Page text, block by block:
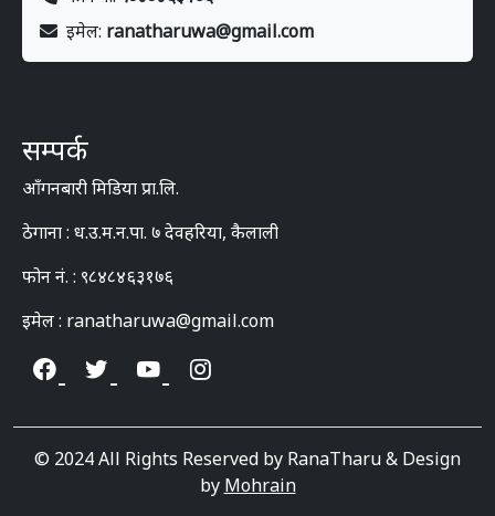
इमेल: ranatharuwa@gmail.com
सम्पर्क
आँगनबारी मिडिया प्रा.लि.
ठेगाना : ध.उ.म.न.पा. ७ देवहरिया, कैलाली
फोन नं. : ९८४८४६३१७६
इमेल : ranatharuwa@gmail.com
© 2024 All Rights Reserved by RanaTharu & Design
by Mohrain